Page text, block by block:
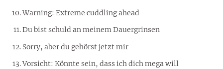
Warning: Extreme cuddling ahead
Du bist schuld an meinem Dauergrinsen
Sorry, aber du gehörst jetzt mir
Vorsicht: Könnte sein, dass ich dich mega will